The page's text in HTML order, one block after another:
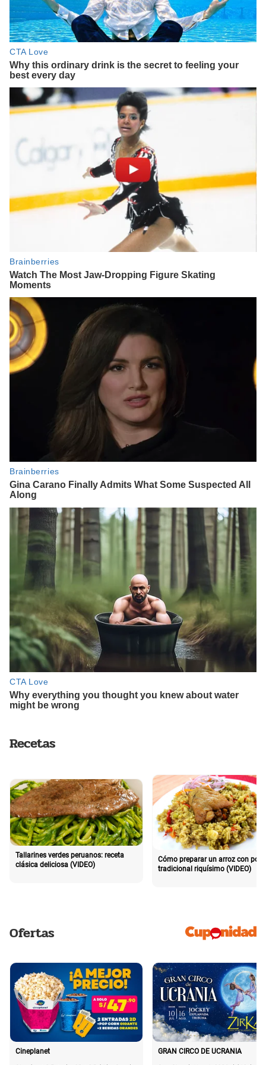
Recetas
Tallarines verdes peruanos: receta
clásica deliciosa (VIDEO)
Cómo preparar un arroz con pollo
tradicional riquísimo (VIDEO)
Ofertas
Cineplanet GRAN CIRCO DE UCRANIA